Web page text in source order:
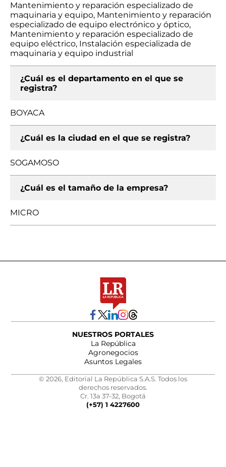
Mantenimiento y reparación especializado de
maquinaria y equipo, Mantenimiento y reparación
especializado de equipo electrónico y óptico,
Mantenimiento y reparación especializado de
equipo eléctrico, Instalación especializada de
maquinaria y equipo industrial
¿Cuál es el departamento en el que se
registra?
BOYACA
¿Cuál es la ciudad en el que se registra?
SOGAMOSO
¿Cuál es el tamaño de la empresa?
MICRO
NUESTROS PORTALES
La República
Agronegocios
Asuntos Legales
© 2026, Editorial La República S.A.S. Todos los
derechos reservados.
Cr. 13a 37-32, Bogotá
(+57) 1 4227600